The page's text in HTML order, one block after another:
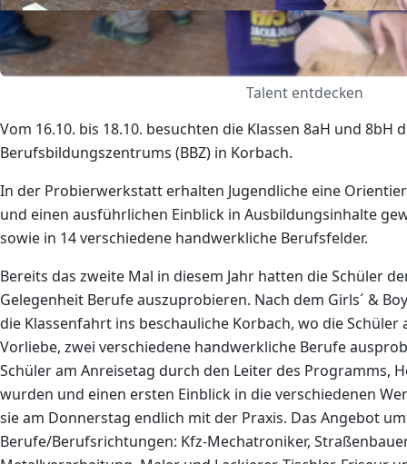
Talent entdecken
Vom 16.10. bis 18.10. besuchten die Klassen 8aH und 8bH
Berufsbildungszentrums (BBZ) in Korbach.
In der Probierwerkstatt erhalten Jugendliche eine
und einen ausführlichen Einblick in Ausbildungsinhalte
sowie in 14 verschiedene handwerkliche Berufsfelder.
Bereits das zweite Mal in diesem Jahr hatten die Schüler
Gelegenheit Berufe auszuprobieren. Nach dem Girls´ &
die Klassenfahrt ins beschauliche Korbach, wo die Schüler
Vorliebe, zwei verschiedene handwerkliche Berufe
Schüler am Anreisetag durch den Leiter des Programms,
wurden und einen ersten Einblick in die verschiedenen
sie am Donnerstag endlich mit der Praxis. Das Angebot
Berufe/Berufsrichtungen: Kfz-Mechatroniker,